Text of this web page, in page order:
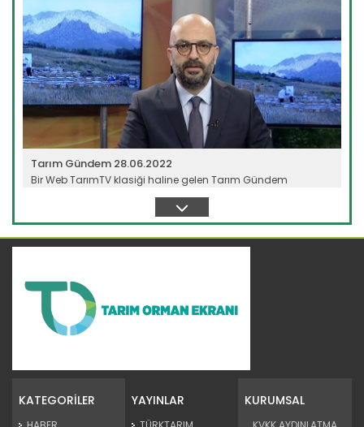
Devamını Oku ->
Tarım Gündem 28.06.2022
Bir Web TarımTV klasiği haline gelen Tarım Gündem
programı, tarım...
KATEGORİLER YAYINLAR KURUMSAL